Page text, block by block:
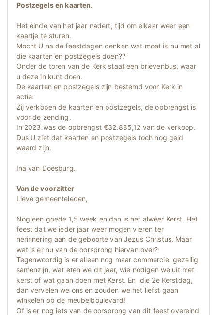
Postzegels en kaarten.
Het einde van het jaar nadert, tijd om elkaar weer een
kaartje te sturen.
Mocht U na de feestdagen denken wat moet ik nu met al
die kaarten en postzegels doen??
Onder de toren van de Kerk staat een brievenbus, waar
u deze in kunt doen.
De kaarten en postzegels zijn bestemd voor Kerk in
actie.
Zij verkopen de kaarten en postzegels, de opbrengst is
voor de zending.
In 2023 was de opbrengst €32.885,12 van de verkoop.
Dus U ziet dat kaarten en postzegels toch nog geld
waard zijn.
Ina van Doesburg.
Van de voorzitter
Lieve gemeenteleden,
Nog een goede 1,5 week en dan is het alweer Kerst. Het
feest dat we ieder jaar weer mogen vieren ter
herinnering aan de geboorte van Jezus Christus. Maar
wat is er nu van de oorsprong hiervan over?
Tegenwoordig is er alleen nog maar commercie: gezellig
samenzijn, wat eten we dit jaar, wie nodigen we uit met
kerst of wat gaan doen met Kerst. En die 2e Kerstdag,
dan vervelen we ons en zouden we het liefst gaan
winkelen op de meubelboulevard!
Of is er nog iets van de oorsprong van dit feest overeind